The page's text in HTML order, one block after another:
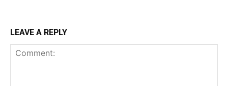
LEAVE A REPLY